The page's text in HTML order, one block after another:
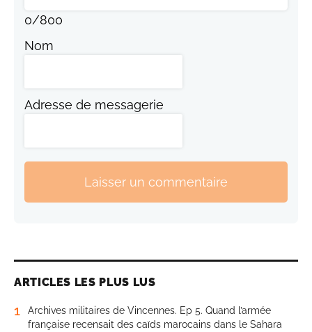
0/800
Nom
Adresse de messagerie
Laisser un commentaire
ARTICLES LES PLUS LUS
1
Archives militaires de Vincennes. Ep 5. Quand l’armée
française recensait des caïds marocains dans le Sahara